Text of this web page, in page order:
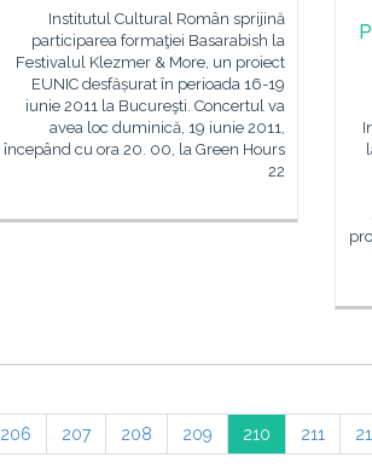
Institutul Cultural Român sprijină
participarea formaţiei Basarabish la
Festivalul Klezmer & More, un proiect
EUNIC desfășurat în perioada 16-19
iunie 2011 la Bucureşti. Concertul va
avea loc duminică, 19 iunie 2011,
începând cu ora 20. 00, la Green Hours
22
206 207 208 209 210 211